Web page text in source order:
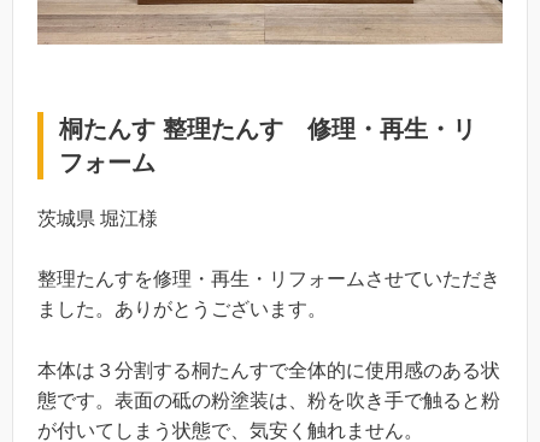
桐たんす 整理たんす 修理・再生・リ
フォーム
茨城県 堀江様
整理たんすを修理・再生・リフォームさせていただき
ました。ありがとうございます。
本体は３分割する桐たんすで全体的に使用感のある状
態です。表面の砥の粉塗装は、粉を吹き手で触ると粉
が付いてしまう状態で、気安く触れません。